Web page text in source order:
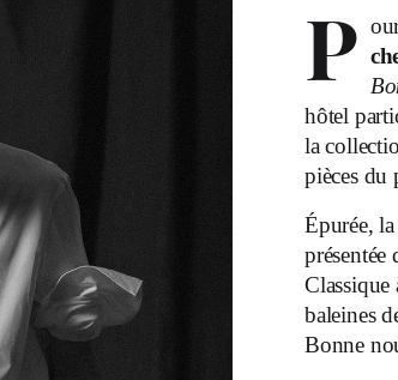
P
hôtel
la
pièces du
Épurée,
présentée
Classique
baleines
Bonne